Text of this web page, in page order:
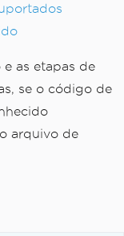
as etapas de
se o código de
arquivo de